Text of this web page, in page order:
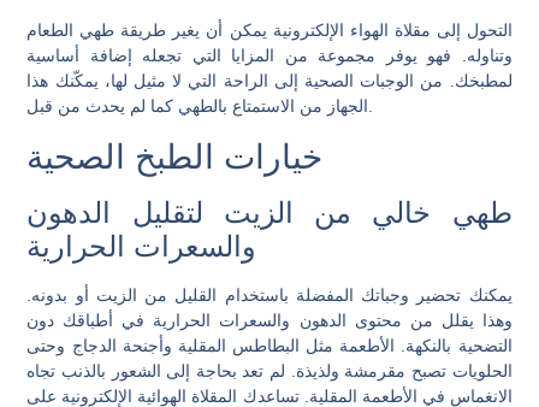
التحول إلى مقلاة الهواء الإلكترونية يمكن أن يغير طريقة طهي الطعام
وتناوله. فهو يوفر مجموعة من المزايا التي تجعله إضافة أساسية
لمطبخك. من الوجبات الصحية إلى الراحة التي لا مثيل لها، يمكّنك هذا
الجهاز من الاستمتاع بالطهي كما لم يحدث من قبل.
خيارات الطبخ الصحية
طهي خالي من الزيت لتقليل الدهون
والسعرات الحرارية
يمكنك تحضير وجباتك المفضلة باستخدام القليل من الزيت أو بدونه.
وهذا يقلل من محتوى الدهون والسعرات الحرارية في أطباقك دون
التضحية بالنكهة. الأطعمة مثل البطاطس المقلية وأجنحة الدجاج وحتى
الحلويات تصبح مقرمشة ولذيذة. لم تعد بحاجة إلى الشعور بالذنب تجاه
الانغماس في الأطعمة المقلية. تساعدك المقلاة الهوائية الإلكترونية على